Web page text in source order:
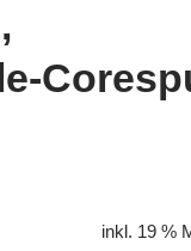
inkl. 19 %